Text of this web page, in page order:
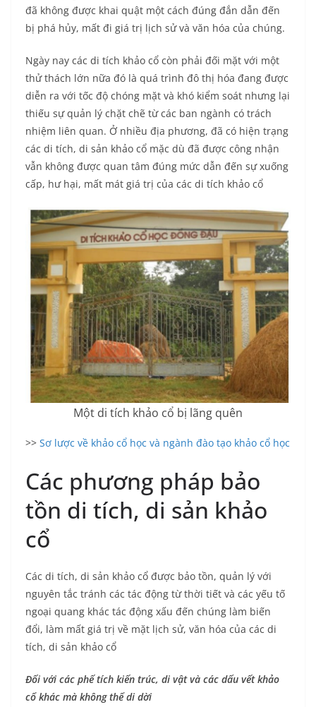
đã không được khai quật một cách đúng đắn dẫn đến
bị phá hủy, mất đi giá trị lịch sử và văn hóa của chúng.
Ngày nay các di tích khảo cổ còn phải đối mặt với một
thử thách lớn nữa đó là quá trình đô thị hóa đang được
diễn ra với tốc độ chóng mặt và khó kiểm soát nhưng lại
thiếu sự quản lý chặt chẽ từ các ban ngành có trách
nhiệm liên quan. Ở nhiều địa phương, đã có hiện trạng
các di tích, di sản khảo cổ mặc dù đã được công nhận
vẫn không được quan tâm đúng mức dẫn đến sự xuống
cấp, hư hại, mất mát giá trị của các di tích khảo cổ
Một di tích khảo cổ bị lãng quên
>> Sơ lược về khảo cổ học và ngành đào tạo khảo cổ học
Các phương pháp bảo
tồn di tích, di sản khảo
cổ
Các di tích, di sản khảo cổ được bảo tồn, quản lý với
nguyên tắc tránh các tác động từ thời tiết và các yếu tố
ngoại quang khác tác động xấu đến chúng làm biến
đổi, làm mất giá trị về mặt lịch sử, văn hóa của các di
tích, di sản khảo cổ
Đối với các phế tích kiến trúc, di vật và các dấu vết khảo
cổ khác mà không thể di dời